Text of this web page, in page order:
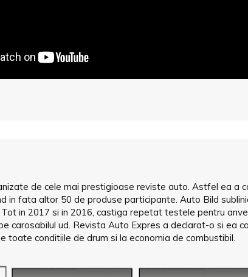
de cele mai prestigioase reviste auto. Astfel ea a
in fata altor 50 de produse participante. Auto Bild
in 2017 si in 2016, castiga repetat testele pentru
carosabilul ud. Revista Auto Expres a declarat-o si ea
conditiile de drum si la economia de combustibil.